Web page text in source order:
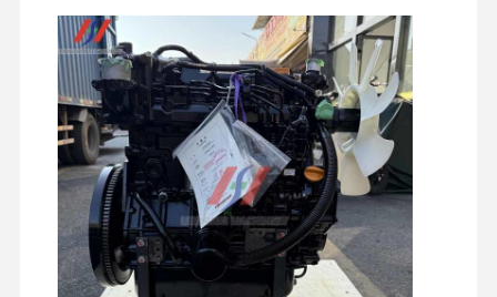
خانه محصولات
نمایش واقعیت
مجازی
درباره ما
بازدید از
کارخانه
کنترل کیفیت تماس با ما اخبار